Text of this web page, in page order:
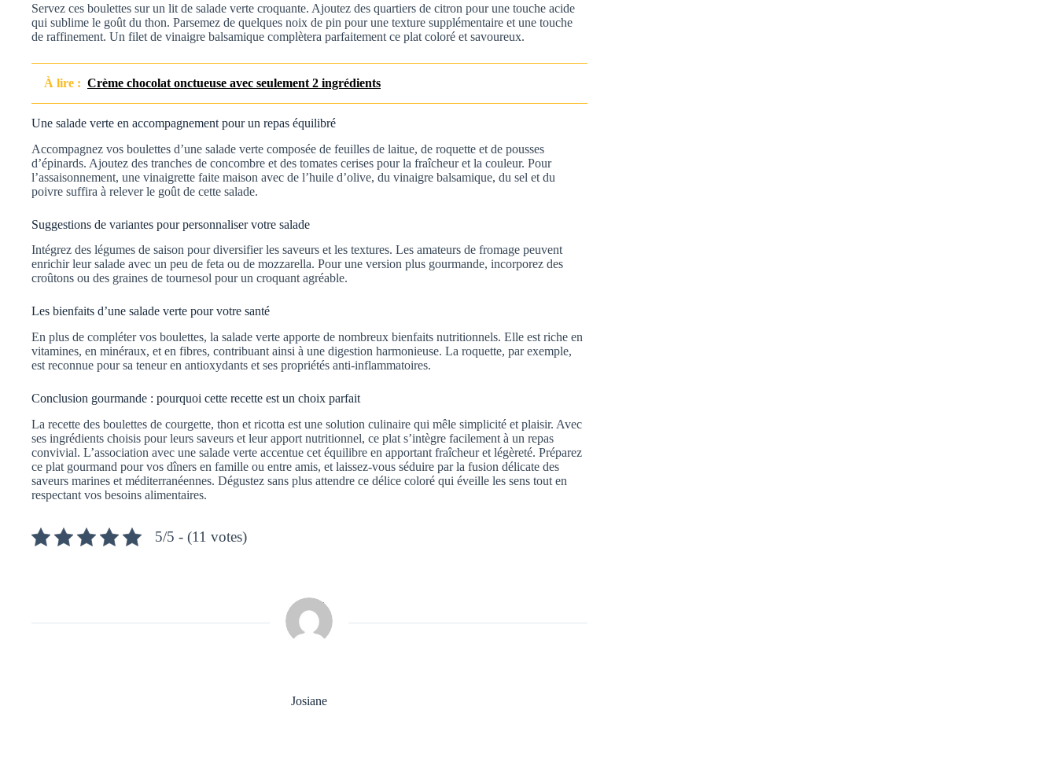
Servez ces boulettes sur un lit de salade verte croquante. Ajoutez des quartiers de citron pour une touche acide
qui sublime le goût du thon. Parsemez de quelques noix de pin pour une texture supplémentaire et une touche
de raffinement. Un filet de vinaigre balsamique complètera parfaitement ce plat coloré et savoureux.
À lire : Crème chocolat onctueuse avec seulement 2 ingrédients
Une salade verte en accompagnement pour un repas équilibré
Accompagnez vos boulettes d’une salade verte composée de feuilles de laitue, de roquette et de pousses
d’épinards. Ajoutez des tranches de concombre et des tomates cerises pour la fraîcheur et la couleur. Pour
l’assaisonnement, une vinaigrette faite maison avec de l’huile d’olive, du vinaigre balsamique, du sel et du
poivre suffira à relever le goût de cette salade.
Suggestions de variantes pour personnaliser votre salade
Intégrez des légumes de saison pour diversifier les saveurs et les textures. Les amateurs de fromage peuvent
enrichir leur salade avec un peu de feta ou de mozzarella. Pour une version plus gourmande, incorporez des
croûtons ou des graines de tournesol pour un croquant agréable.
Les bienfaits d’une salade verte pour votre santé
En plus de compléter vos boulettes, la salade verte apporte de nombreux bienfaits nutritionnels. Elle est riche en
vitamines, en minéraux, et en fibres, contribuant ainsi à une digestion harmonieuse. La roquette, par exemple,
est reconnue pour sa teneur en antioxydants et ses propriétés anti-inflammatoires.
Conclusion gourmande : pourquoi cette recette est un choix parfait
La recette des boulettes de courgette, thon et ricotta est une solution culinaire qui mêle simplicité et plaisir. Avec
ses ingrédients choisis pour leurs saveurs et leur apport nutritionnel, ce plat s’intègre facilement à un repas
convivial. L’association avec une salade verte accentue cet équilibre en apportant fraîcheur et légèreté. Préparez
ce plat gourmand pour vos dîners en famille ou entre amis, et laissez-vous séduire par la fusion délicate des
saveurs marines et méditerranéennes. Dégustez sans plus attendre ce délice coloré qui éveille les sens tout en
respectant vos besoins alimentaires.
5/5 - (11 votes)
Josiane